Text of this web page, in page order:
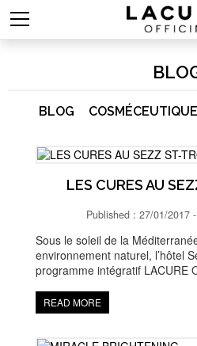
BLOG COSMÉCEUTIQUE
LES CURES AU
Published : 27/01/2017 -
Sous le soleil de la
environnement naturel, l’hôtel
programme intégratif LACURE
READ MORE